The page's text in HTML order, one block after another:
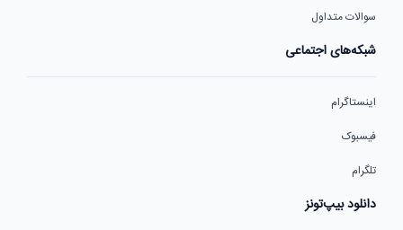
سوالات متداول
شبکه‌های اجتماعی
اینستاگرام
فیسبوک
تلگرام
دانلود بیپ‌تونز